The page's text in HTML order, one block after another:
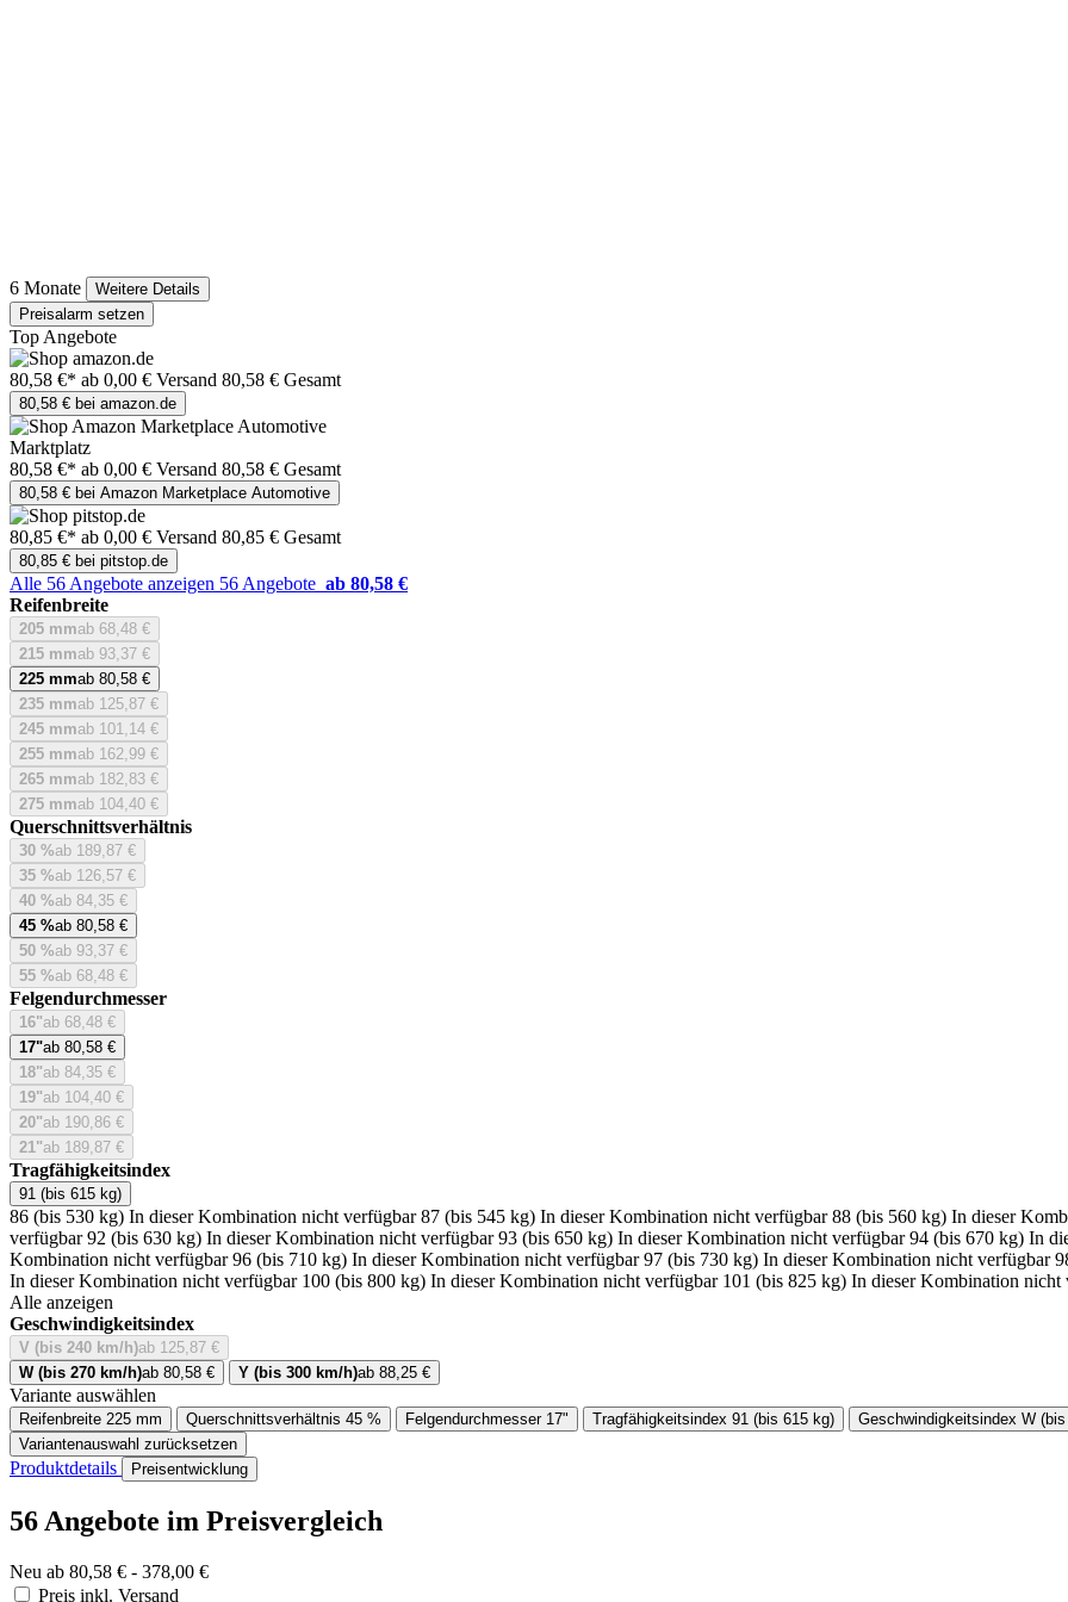
6 Monate
Weitere Details
Preisalarm setzen
Top Angebote
80,58 €* ab 0,00 € Versand 80,58 € Gesamt
80,58 € bei amazon.de
Marktplatz
80,58 €* ab 0,00 € Versand 80,58 € Gesamt
80,58 € bei Amazon Marketplace Automotive
80,85 €* ab 0,00 € Versand 80,85 € Gesamt
80,85 € bei pitstop.de
Alle 56 Angebote anzeigen 56 Angebote ab 80,58 €
Reifenbreite
205 mmab 68,48 €
215 mmab 93,37 €
225 mmab 80,58 €
235 mmab 125,87 €
245 mmab 101,14 €
255 mmab 162,99 €
265 mmab 182,83 €
275 mmab 104,40 €
Querschnittsverhältnis
30 %ab 189,87 €
35 %ab 126,57 €
40 %ab 84,35 €
45 %ab 80,58 €
50 %ab 93,37 €
55 %ab 68,48 €
Felgendurchmesser
16"ab 68,48 €
17"ab 80,58 €
18"ab 84,35 €
19"ab 104,40 €
20"ab 190,86 €
21"ab 189,87 €
Tragfähigkeitsindex
91 (bis 615 kg)
86 (bis 530 kg) In dieser Kombination nicht verfügbar 87 (bis 545 kg) In dieser Kombination nicht verfügbar 88 (bis 560 kg) In dieser
verfügbar 92 (bis 630 kg) In dieser Kombination nicht verfügbar 93 (bis 650 kg) In dieser Kombination nicht verfügbar 94 (bis 670 kg) In
Kombination nicht verfügbar 96 (bis 710 kg) In dieser Kombination nicht verfügbar 97 (bis 730 kg) In dieser Kombination nicht verfügbar
In dieser Kombination nicht verfügbar 100 (bis 800 kg) In dieser Kombination nicht verfügbar 101 (bis 825 kg) In dieser Kombination nicht
Alle anzeigen
Geschwindigkeitsindex
V (bis 240 km/h)ab 125,87 €
W (bis 270 km/h)ab 80,58 € Y (bis 300 km/h)ab 88,25 €
Variante auswählen
Reifenbreite 225 mm Querschnittsverhältnis 45 % Felgendurchmesser 17" Tragfähigkeitsindex 91 (bis 615 kg) Geschwindigkeitsindex W
Variantenauswahl zurücksetzen
Produktdetails Preisentwicklung
56 Angebote im Preisvergleich
Neu ab 80,58 € - 378,00 €
Preis inkl. Versand